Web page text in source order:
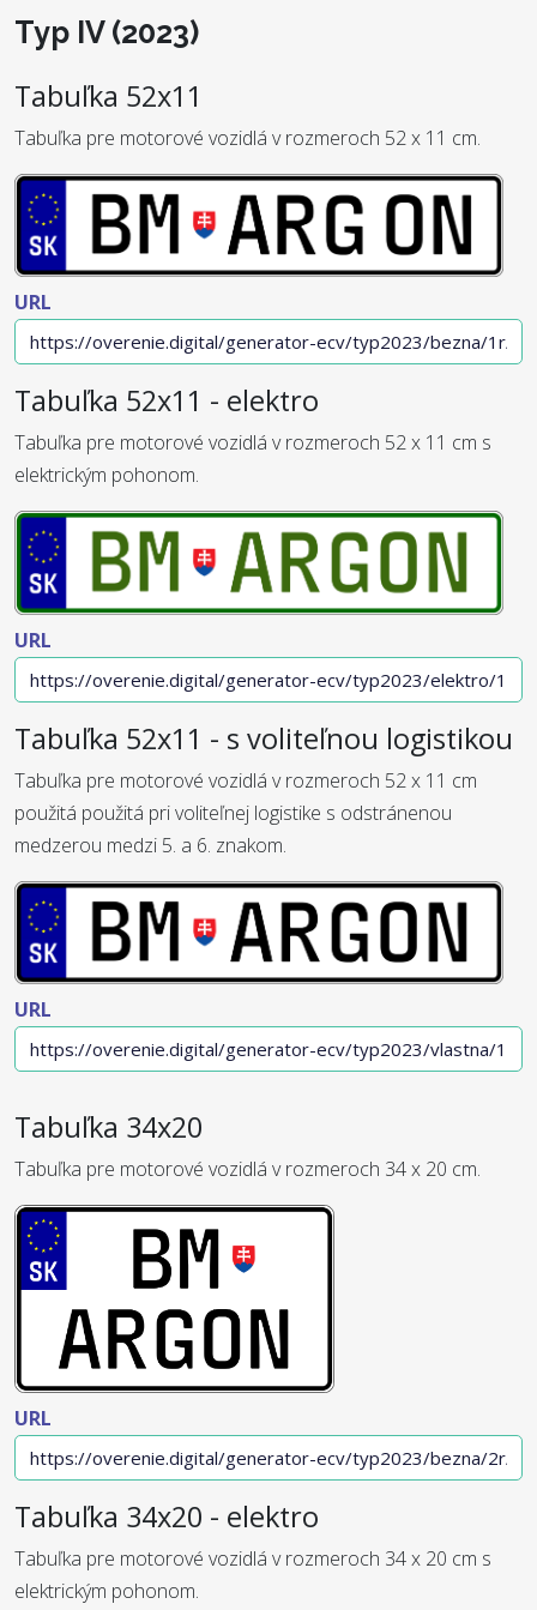
Typ IV (2023)
Tabuľka 52x11
Tabuľka pre motorové vozidlá v rozmeroch 52 x 11 cm.
URL
Tabuľka 52x11 - elektro
Tabuľka pre motorové vozidlá v rozmeroch 52 x 11 cm s
elektrickým pohonom.
URL
Tabuľka 52x11 - s voliteľnou logistikou
Tabuľka pre motorové vozidlá v rozmeroch 52 x 11 cm
použitá použitá pri voliteľnej logistike s odstránenou
medzerou medzi 5. a 6. znakom.
URL
Tabuľka 34x20
Tabuľka pre motorové vozidlá v rozmeroch 34 x 20 cm.
URL
Tabuľka 34x20 - elektro
Tabuľka pre motorové vozidlá v rozmeroch 34 x 20 cm s
elektrickým pohonom.